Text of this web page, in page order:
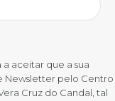
aceitar que a sua
Newsletter pelo Centro
Cruz do Candal, tal